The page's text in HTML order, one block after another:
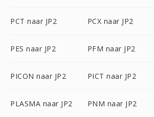
PCT naar JP2 PCX naar JP2
PES naar JP2 PFM naar JP2
PICON naar JP2 PICT naar JP2
PLASMA naar JP2 PNM naar JP2